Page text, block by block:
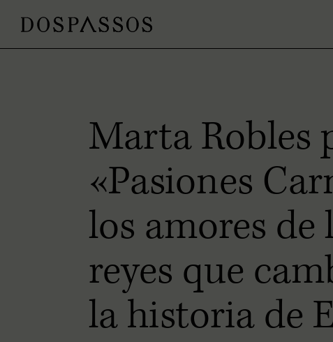
Marta Robles
«Pasiones
los amores de
reyes que
la historia de